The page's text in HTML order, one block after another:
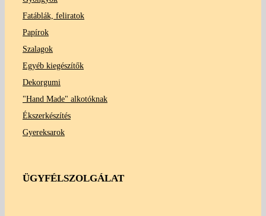
Fatáblák, feliratok
Papírok
Szalagok
Egyéb kiegészítők
Dekorgumi
"Hand Made" alkotóknak
Ékszerkészítés
Gyereksarok
ÜGYFÉLSZOLGÁLAT